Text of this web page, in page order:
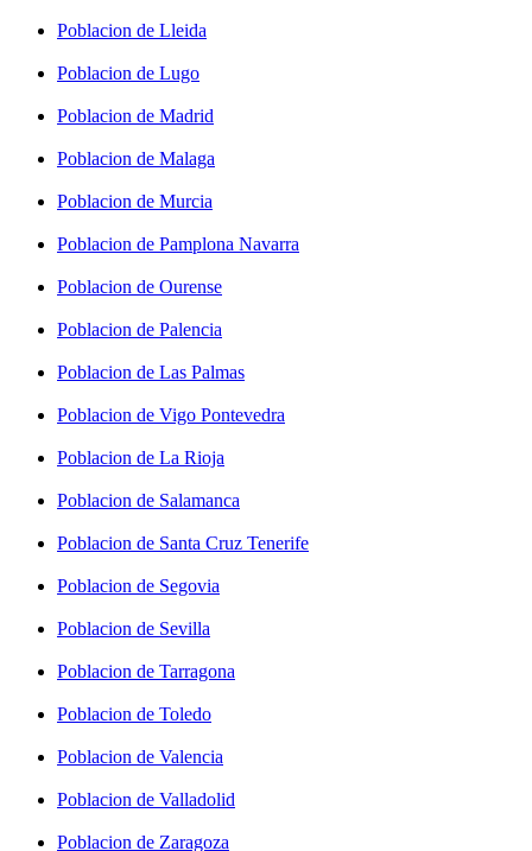
Poblacion de Lleida
Poblacion de Lugo
Poblacion de Madrid
Poblacion de Malaga
Poblacion de Murcia
Poblacion de Pamplona Navarra
Poblacion de Ourense
Poblacion de Palencia
Poblacion de Las Palmas
Poblacion de Vigo Pontevedra
Poblacion de La Rioja
Poblacion de Salamanca
Poblacion de Santa Cruz Tenerife
Poblacion de Segovia
Poblacion de Sevilla
Poblacion de Tarragona
Poblacion de Toledo
Poblacion de Valencia
Poblacion de Valladolid
Poblacion de Zaragoza